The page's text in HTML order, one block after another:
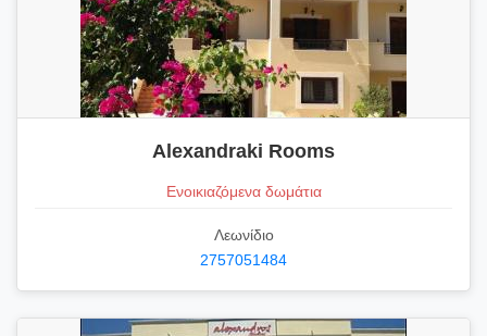
Alexandraki Rooms
Ενοικιαζόμενα δωμάτια
Λεωνίδιο
2757051484